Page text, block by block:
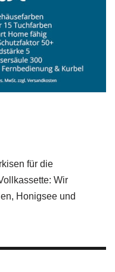
für die
Wir
Honigsee und